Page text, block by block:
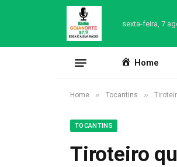
sexta-feira, 7
Home
Home » Tocantins »
TOCANTINS
Tiroteiro